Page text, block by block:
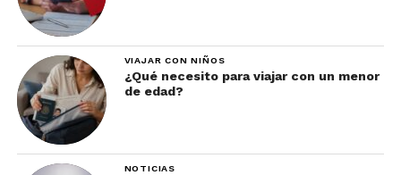
VIAJAR CON NIÑOS
¿Qué necesito para viajar con un menor
de edad?
NOTICIAS